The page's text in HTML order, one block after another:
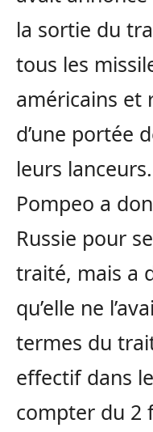
la sortie du
tous les
américains et
d’une portée
leurs
Pompeo a
Russie pour
traité, mais a
qu’elle ne
termes du
effectif dans
compter du 2